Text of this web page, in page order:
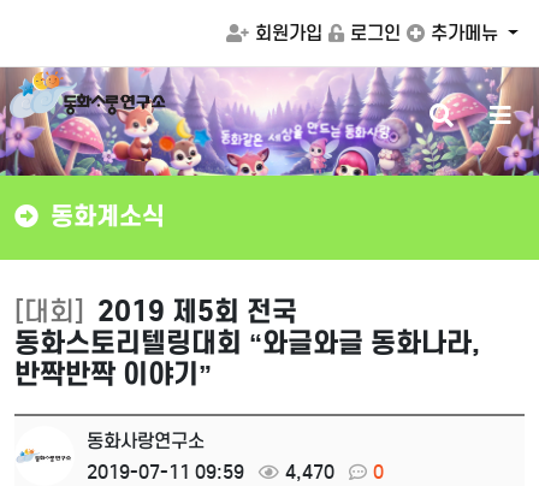
회원가입 로그인 추가메뉴
동화같은 세상을 만드는 동화사랑 검
색
버
튼
메
뉴
버
튼
동화계소식
[대회] 2019 제5회 전국
동화스토리텔링대회 “와글와글 동화나라,
반짝반짝 이야기”
동화사랑연구소
2019-07-11 09:59
4,470 0